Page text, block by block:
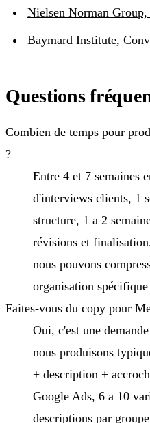
Nielsen Norman Group,
Baymard Institute,
Questions
Combien de temps pour
?
Entre 4 et 7 semaines
d'interviews clients, 1
structure, 1 a 2
révisions et
nous pouvons
organisation
Faites-vous du copy pour
Oui, c'est une
nous produisons
+ description +
Google Ads, 6 a 10
descriptions par